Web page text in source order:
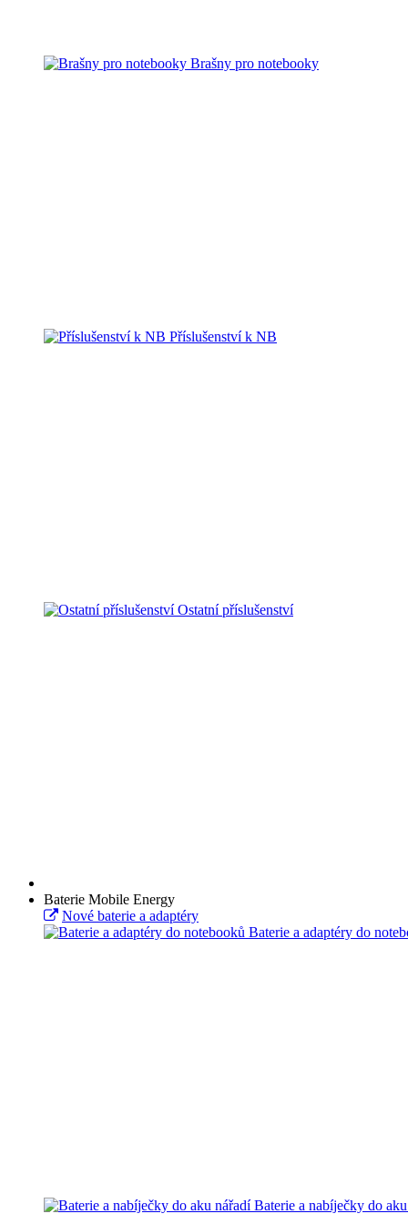
Brašny pro notebooky
Příslušenství k NB
Ostatní příslušenství
Baterie Mobile Energy
Nové baterie a adaptéry
Baterie a adaptéry do
Baterie a nabíječky do